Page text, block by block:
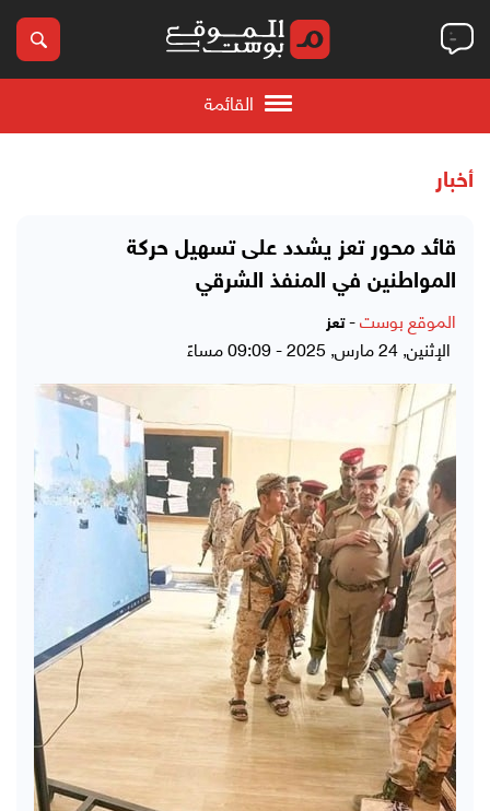
القائمة
أخبار
قائد محور تعز يشدد على تسهيل حركة
المواطنين في المنفذ الشرقي
الموقع بوست-تعز
الإثنين, 24 مارس, 2025 - 09:09 مساءً